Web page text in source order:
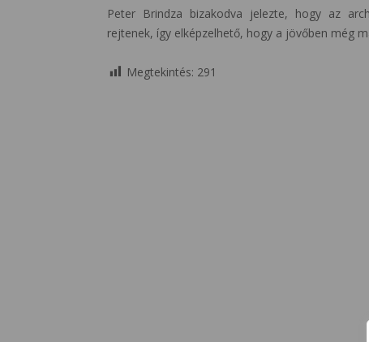
Peter Brindza bizakodva jelezte, hogy az
rejtenek, így elképzelhető, hogy a jövőben még
Megtekintés: 291